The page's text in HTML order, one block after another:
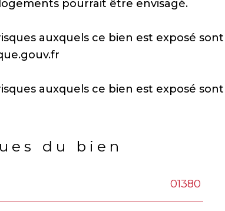
pourrait être envisagé.
auxquels ce bien est exposé
auxquels ce bien est exposé
du bien
01380